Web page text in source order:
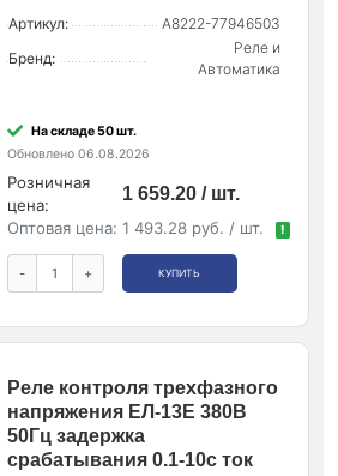
Артикул:
A8222-77946503
Бренд:
Реле и
Автоматика
На складе 50 шт.
Обновлено 06.08.2026
Розничная
цена:
1 659.20 / шт.
Оптовая цена: 1 493.28 руб. / шт. !
- + КУПИТЬ
Реле контроля трехфазного
напряжения ЕЛ-13Е 380В
50Гц задержка
срабатывания 0.1-10с ток